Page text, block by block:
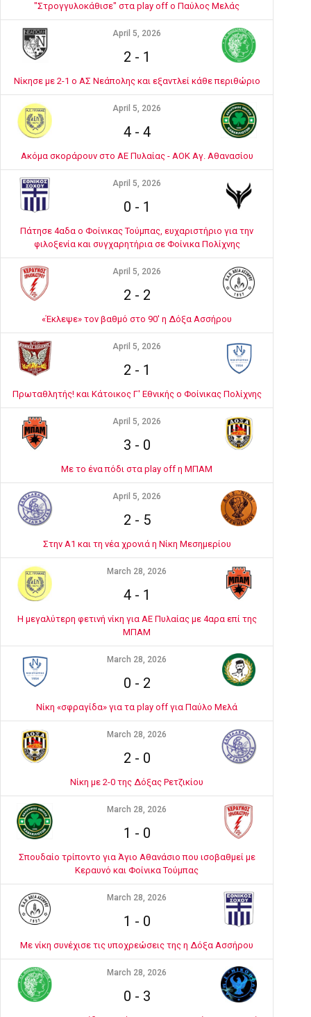
"Στρογγυλοκάθισε" στα play off ο Παύλος Μελάς
April 5, 2026
2 - 1
Νίκησε με 2-1 ο ΑΣ Νεάπολης και εξαντλεί κάθε περιθώριο
April 5, 2026
4- 4
Ακόμα σκοράρουν στο ΑΕ Πυλαίας - ΑΟΚ Αγ. Αθανασίου
April 5, 2026
0 - 1
Πάτησε 4αδα ο Φοίνικας Τούμπας, ευχαριστήριο για την
φιλοξενία και συγχαρητήρια σε Φοίνικα Πολίχνης
April 5, 2026
2 - 2
«Έκλεψε» τον βαθμό στο 90' η Δόξα Ασσήρου
April 5, 2026
2 - 1
Πρωταθλητής! και Κάτοικος Γ' Εθνικής ο Φοίνικας Πολίχνης
April 5, 2026
3 - 0
Με το ένα πόδι στα play off η ΜΠΑΜ
April 5, 2026
2 - 5
Στην Α1 και τη νέα χρονιά η Νίκη Μεσημερίου
March 28, 2026
4- 1
Η μεγαλύτερη φετινή νίκη για ΑΕ Πυλαίας με 4αρα επί της
ΜΠΑΜ
March 28, 2026
0 - 2
Νίκη «σφραγίδα» για τα play off για Παύλο Μελά
March 28, 2026
2 - 0
Νίκη με 2-0 της Δόξας Ρετζικίου
March 28, 2026
1 - 0
Σπουδαίο τρίποντο για Άγιο Αθανάσιο που ισοβαθμεί με
Κεραυνό και Φοίνικα Τούμπας
March 28, 2026
1 - 0
Με νίκη συνέχισε τις υποχρεώσεις της η Δόξα Ασσήρου
March 28, 2026
0 - 3